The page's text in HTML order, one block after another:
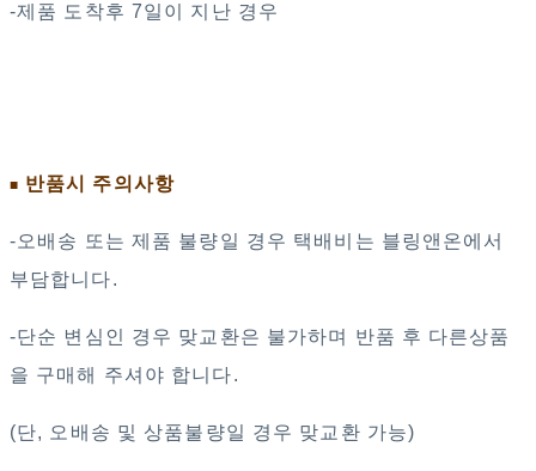
-제품 도착후 7일이 지난 경우
■ 반품시 주의사항
-오배송 또는 제품 불량일 경우 택배비는 블링앤온에서
부담합니다.
-단순 변심인 경우 맞교환은 불가하며 반품 후 다른상품
을 구매해 주셔야 합니다.
(단, 오배송 및 상품불량일 경우 맞교환 가능)